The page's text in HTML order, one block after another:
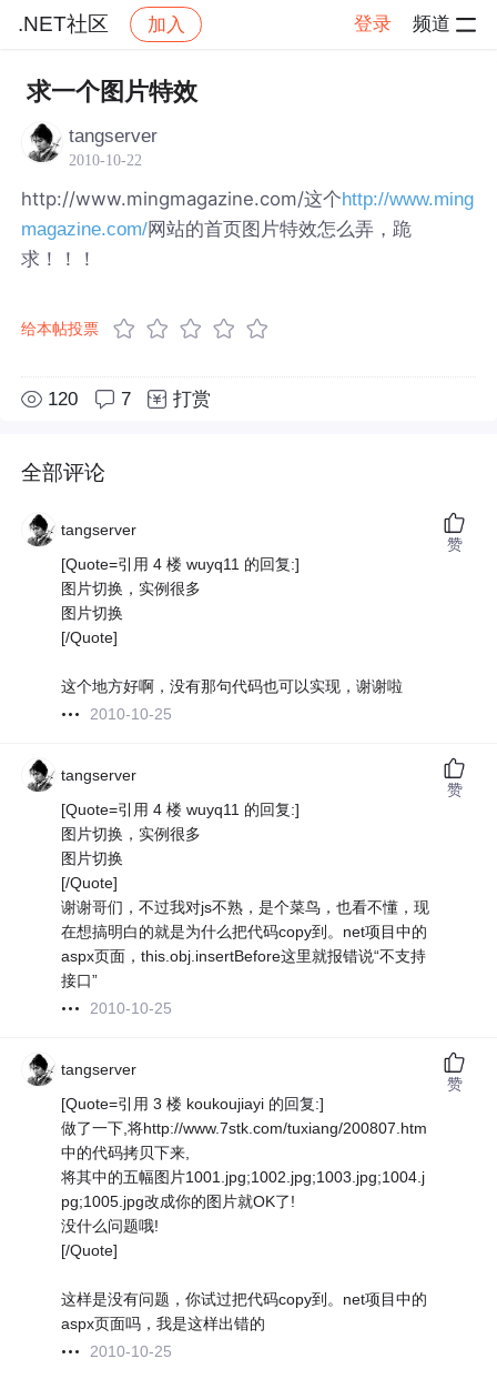
.NET社区 加入 登录 频道
社区 .NET社区
求一个图片特效
tangserver
2010-10-22
http://www.mingmagazine.com/这个http://www.ming
magazine.com/网站的首页图片特效怎么弄，跪
求！！！
给本帖投票
120 7 打赏
全部评论
tangserver
[Quote=引用 4 楼 wuyq11 的回复:]
图片切换，实例很多
图片切换
[/Quote]
这个地方好啊，没有那句代码也可以实现，谢谢啦
2010-10-25
赞
tangserver
[Quote=引用 4 楼 wuyq11 的回复:]
图片切换，实例很多
图片切换
[/Quote]
谢谢哥们，不过我对js不熟，是个菜鸟，也看不懂，现
在想搞明白的就是为什么把代码copy到。net项目中的
aspx页面，this.obj.insertBefore这里就报错说“不支持
接口”
2010-10-25
赞
tangserver
[Quote=引用 3 楼 koukoujiayi 的回复:]
做了一下,将http://www.7stk.com/tuxiang/200807.htm
中的代码拷贝下来,
将其中的五幅图片1001.jpg;1002.jpg;1003.jpg;1004.j
pg;1005.jpg改成你的图片就OK了!
没什么问题哦!
[/Quote]
这样是没有问题，你试过把代码copy到。net项目中的
aspx页面吗，我是这样出错的
2010-10-25
赞